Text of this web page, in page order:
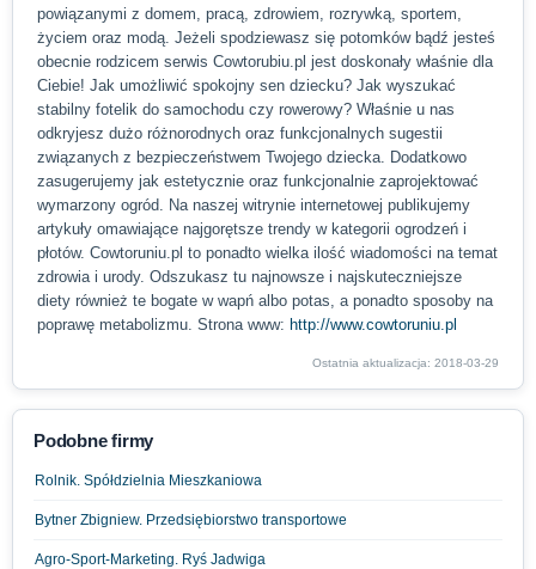
powiązanymi z domem, pracą, zdrowiem, rozrywką, sportem,
życiem oraz modą. Jeżeli spodziewasz się potomków bądź jesteś
obecnie rodzicem serwis Cowtorubiu.pl jest doskonały właśnie dla
Ciebie! Jak umożliwić spokojny sen dziecku? Jak wyszukać
stabilny fotelik do samochodu czy rowerowy? Właśnie u nas
odkryjesz dużo różnorodnych oraz funkcjonalnych sugestii
związanych z bezpieczeństwem Twojego dziecka. Dodatkowo
zasugerujemy jak estetycznie oraz funkcjonalnie zaprojektować
wymarzony ogród. Na naszej witrynie internetowej publikujemy
artykuły omawiające najgorętsze trendy w kategorii ogrodzeń i
płotów. Cowtoruniu.pl to ponadto wielka ilość wiadomości na temat
zdrowia i urody. Odszukasz tu najnowsze i najskuteczniejsze
diety również te bogate w wapń albo potas, a ponadto sposoby na
poprawę metabolizmu. Strona www: http://www.cowtoruniu.pl
Ostatnia aktualizacja: 2018-03-29
Podobne firmy
Rolnik. Spółdzielnia Mieszkaniowa
Bytner Zbigniew. Przedsiębiorstwo transportowe
Agro-Sport-Marketing. Ryś Jadwiga